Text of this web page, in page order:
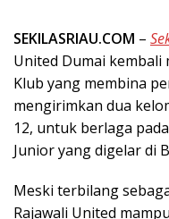
SEKILASRIAU.COM –
United Dumai
Klub yang membina
mengirimkan dua
12, untuk berlaga
Junior yang digelar di
Meski terbilang
Rajawali United